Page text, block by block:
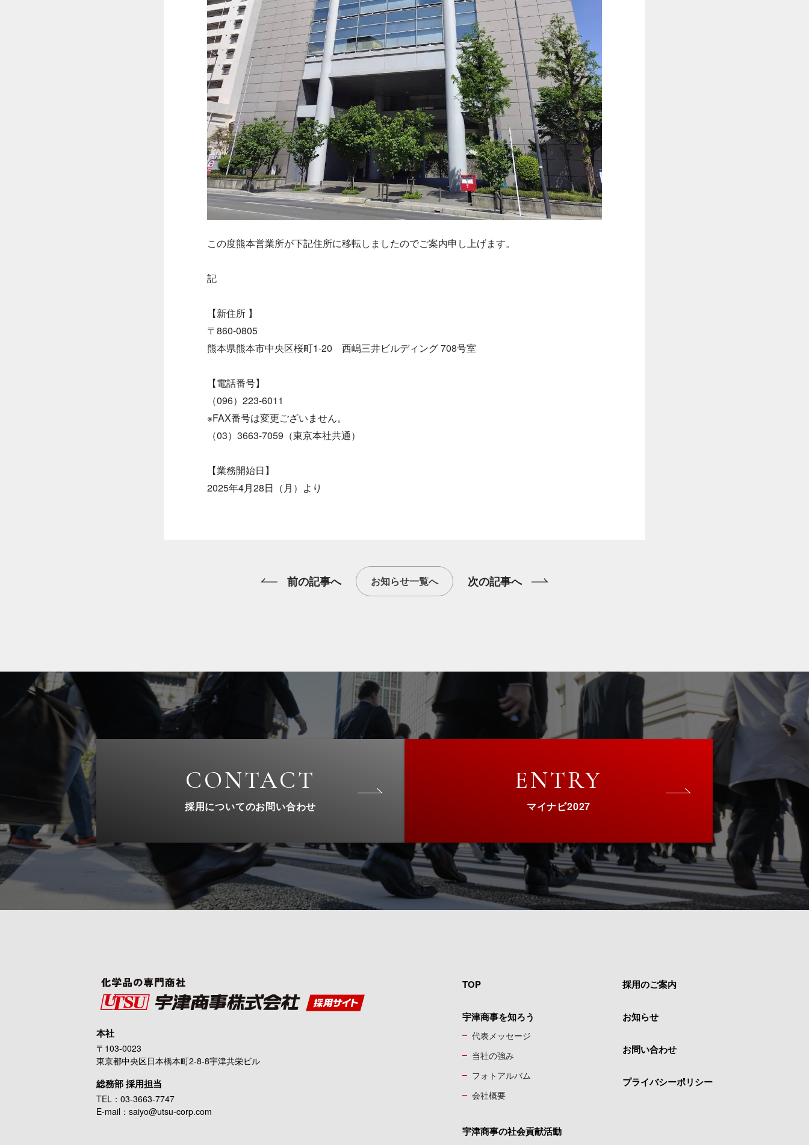
この度熊本営業所が下記住所に移転しましたのでご案内申し上げます。
記
【新住所 】
〒860-0805
熊本県熊本市中央区桜町1-20 西嶋三井ビルディング 708号室
【電話番号】
（096）223-6011
※FAX番号は変更ございません。
（03）3663-7059（東京本社共通）
【業務開始日】
2025年4月28日（月）より
前の記事へ お知らせ一覧へ 次の記事へ
CONTACT
採用についてのお問い合わせ
ENTRY
マイナビ2027
本社
〒 103-0023
東京都中央区日本橋本町2-8-8宇津共栄ビル
総務部 採用担当
TEL： 03-3663-7747
E-mail： saiyo@utsu-corp.com
TOP
宇津商事を知ろう
代表メッセージ
当社の強み
フォトアルバム
会社概要
宇津商事の社会貢献活動
採用のご案内
お知らせ
お問い合わせ
プライバシーポリシー